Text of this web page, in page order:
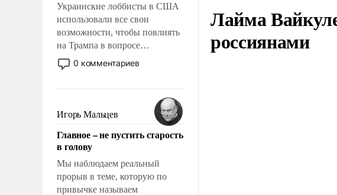
Украинские лоббисты в США
использовали все свои
возможности, чтобы повлиять
на Трампа в вопросе
предоставления вооружений
своим нанимателям. Вероятно,
консультирует Киев, пришла в
голову мысль: хорошо бы
продемонстрировать, что
Украина вступила в
вооруженное противостояние
с Ираном.
0 комментариев
Игорь Мальцев
Главное – не пустить старость
в голову
Мы наблюдаем реальный
прорыв в теме, которую по
привычке называем
Лайма
россиянами